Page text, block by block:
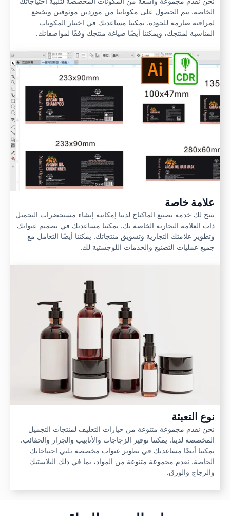
الخاصة. يتم الحصول على مكوناتنا من موردين موثوقين وتخضع
لمراقبة صارمة للجودة. يمكننا مساعدتك في اختيار المكونات
المناسبة لمنتجك، ويمكننا أيضًا صياغة منتجك وفقًا لمواصفاتك.
علامة خاصة
تتيح لك خدمة تصنيع الماكياج لدينا إمكانية إنشاء مستحضرات التجميل
ذات العلامة التجارية الخاصة بك. يمكننا مساعدتك في تصميم عبواتك
وتطوير علامتك التجارية وتسويق منتجاتك. يمكننا أيضًا التعامل مع
جميع عمليات التصنيع والخدمات اللوجستية لك.
نوع التعبئة
نحن نقدم مجموعة متنوعة من خيارات التغليف لمنتجات التجميل
المخصصة لدينا. يمكننا توفير الزجاجات والأنابيب والجرار والحقائب.
يمكننا أيضًا مساعدتك في تطوير عبوات مخصصة تلبي احتياجاتك
الخاصة. نقدم مجموعة متنوعة من المواد، بما في ذلك البلاستيك
والزجاج والورق.